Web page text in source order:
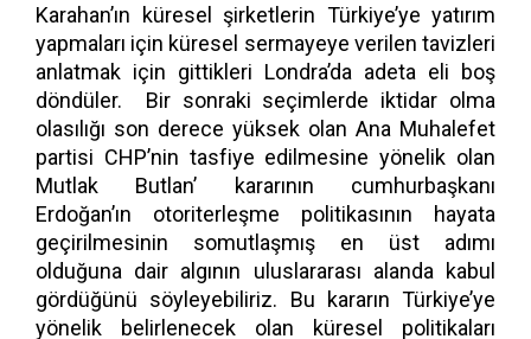
Karahan’ın küresel şirketlerin Türkiye’ye yatırım
yapmaları için küresel sermayeye verilen tavizleri
anlatmak için gittikleri Londra’da adeta eli boş
döndüler. Bir sonraki seçimlerde iktidar olma
olasılığı son derece yüksek olan Ana Muhalefet
partisi CHP’nin tasfiye edilmesine yönelik olan
Mutlak Butlan’ kararının cumhurbaşkanı
Erdoğan’ın otoriterleşme politikasının hayata
geçirilmesinin somutlaşmış en üst adımı
olduğuna dair algının uluslararası alanda kabul
gördüğünü söyleyebiliriz. Bu kararın Türkiye’ye
yönelik belirlenecek olan küresel politikaları